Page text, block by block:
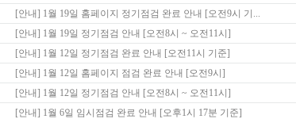
[안내] 1월 19일 홈페이지 정기점검 완료 안내 [오전9시 기...
[안내] 1월 19일 정기점검 안내 [오전8시 ~ 오전11시]
[안내] 1월 12일 정기점검 완료 안내 [오전11시 기준]
[안내] 1월 12일 홈페이지 점검 완료 안내 [오전9시]
[안내] 1월 12일 정기점검 안내 [오전8시 ~ 오전11시]
[안내] 1월 6일 임시점검 완료 안내 [오후1시 17분 기준]